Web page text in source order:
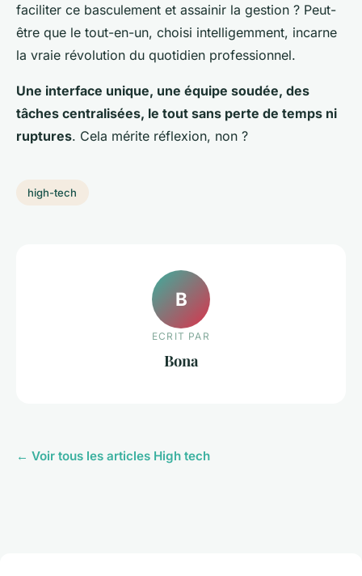
faciliter ce basculement et assainir la gestion ? Peut-
être que le tout-en-un, choisi intelligemment, incarne
la vraie révolution du quotidien professionnel.
Une interface unique, une équipe soudée, des
tâches centralisées, le tout sans perte de temps ni
ruptures. Cela mérite réflexion, non ?
high-tech
B
ECRIT PAR
Bona
← Voir tous les articles High tech